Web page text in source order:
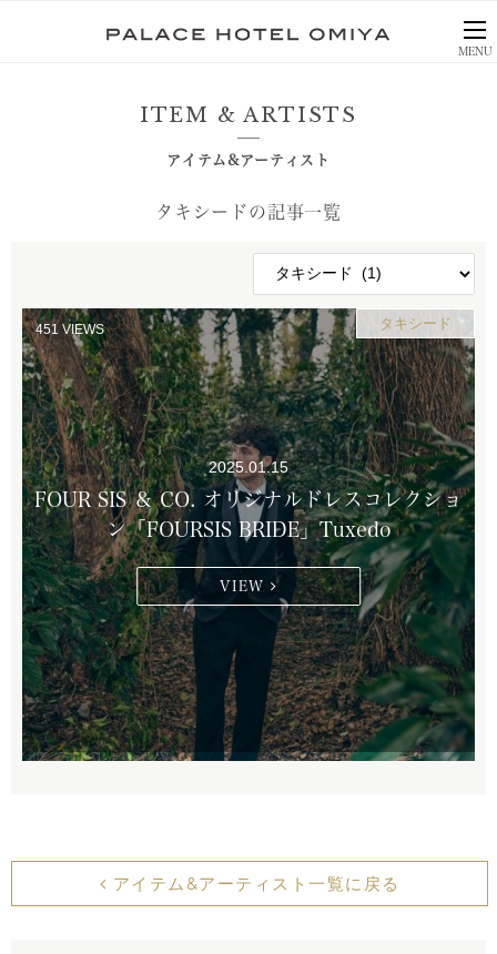
MENU
ITEM & ARTISTS
アイテム&アーティスト
タキシードの記事一覧
タキシード
451 VIEWS
2025.01.15
FOUR SIS ＆ CO. オリジナルドレスコレクショ
ン「FOURSIS BRIDE」Tuxedo
VIEW
アイテム&アーティスト一覧に戻る